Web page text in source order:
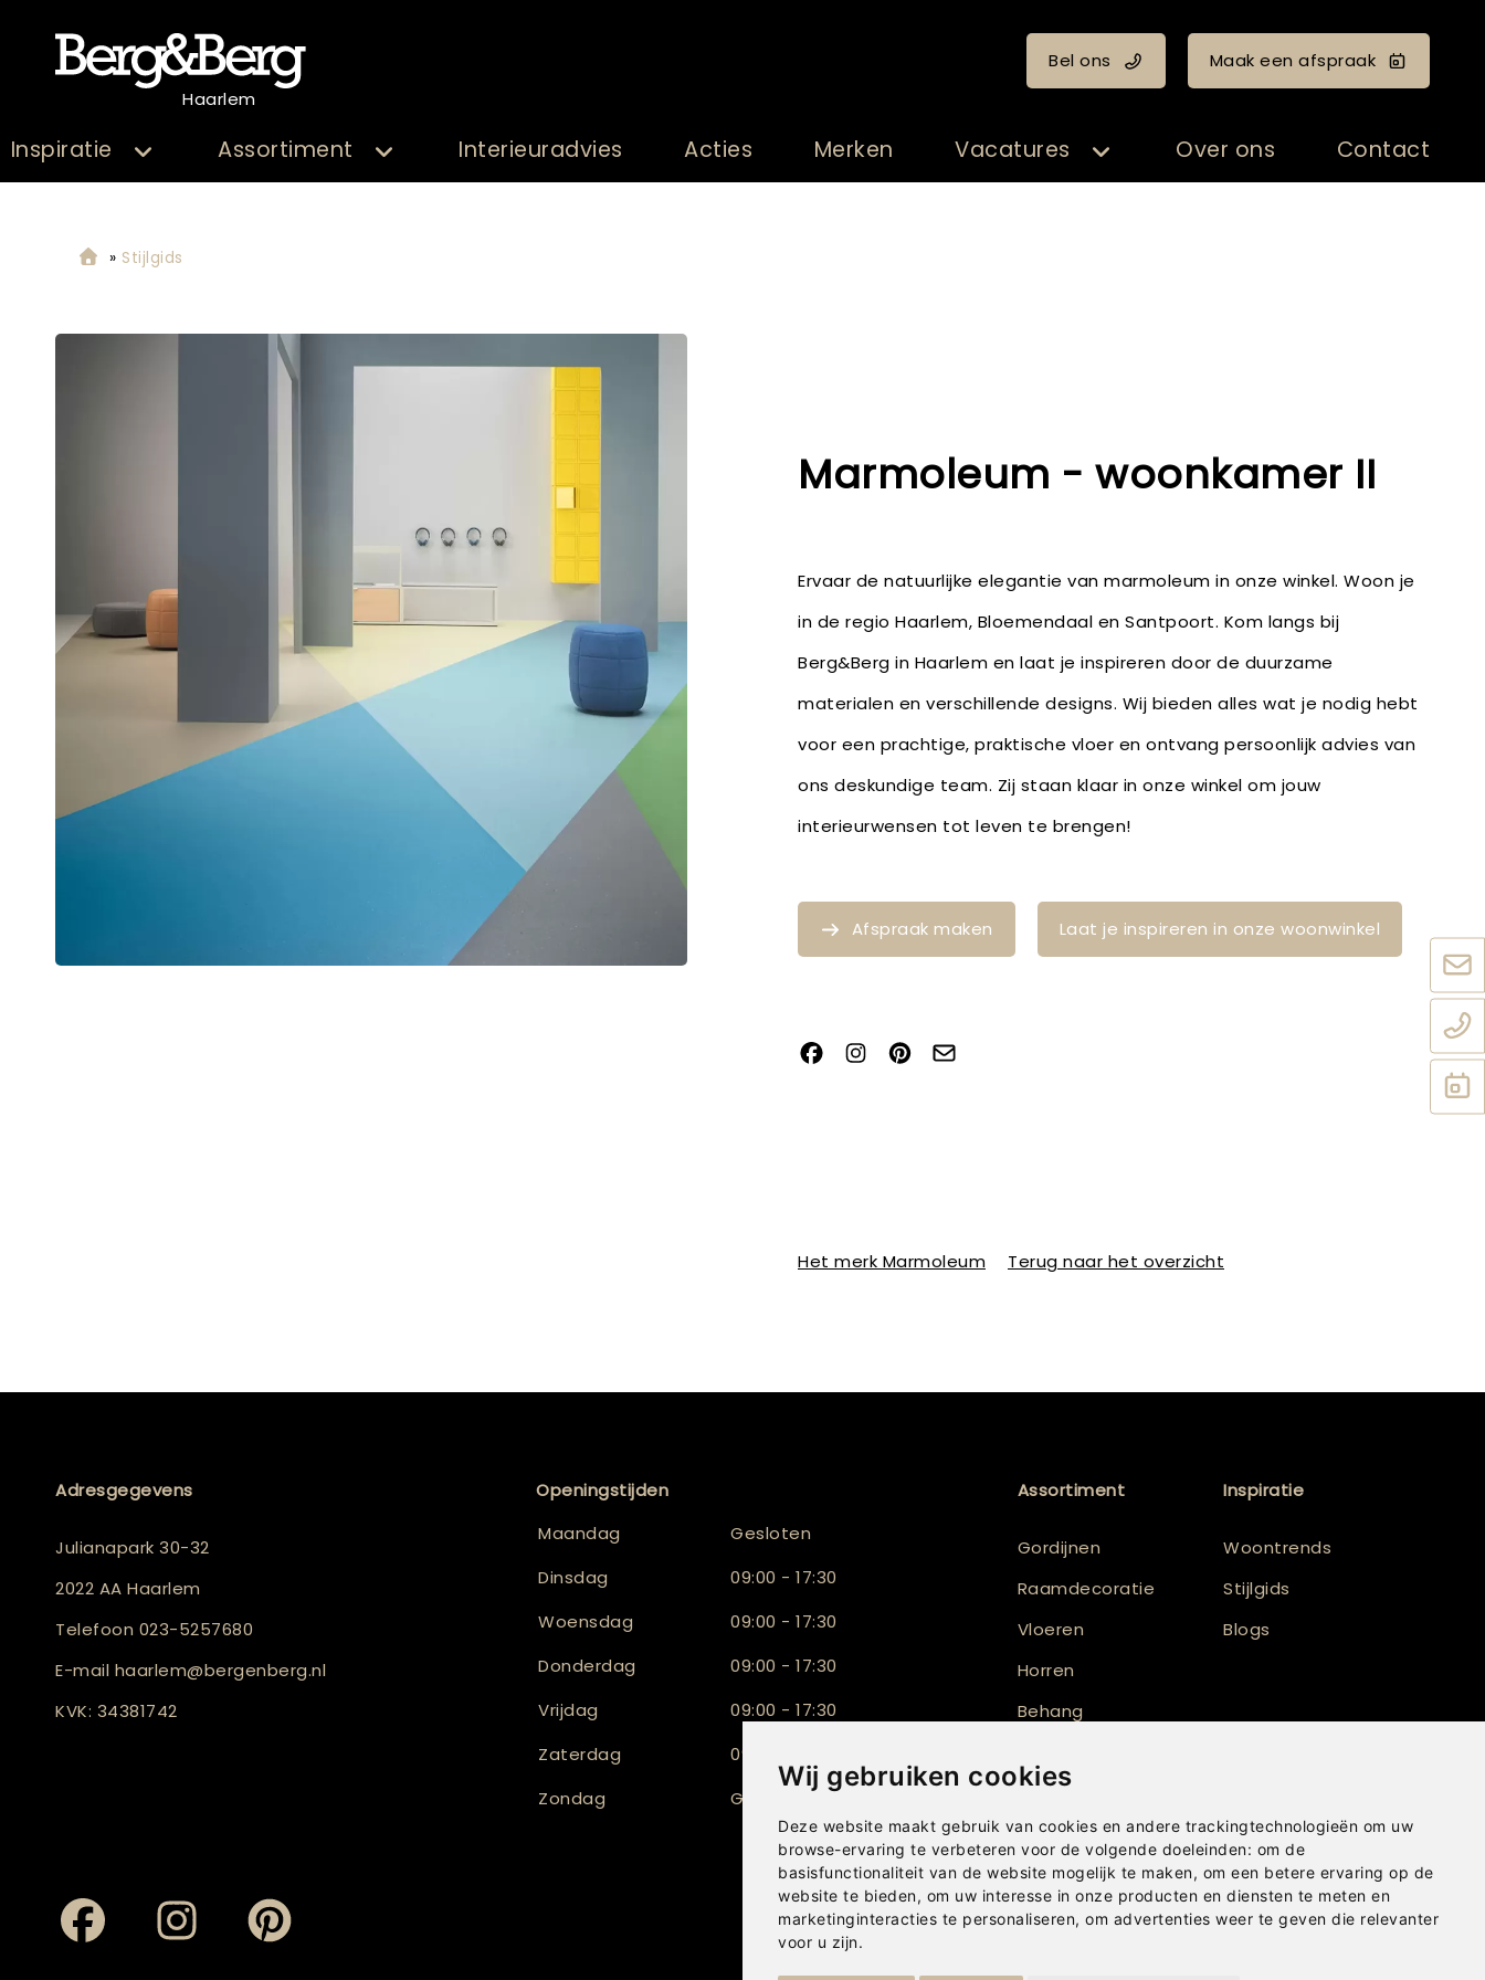
Wij gebruiken cookies
Deze website maakt gebruik van cookies en andere trackingtechnologieën om uw
browse-ervaring te verbeteren voor de volgende doeleinden: om de
basisfunctionaliteit van de website mogelijk te maken, om een betere ervaring op de
website te bieden, om uw interesse in onze producten en diensten te meten en
marketinginteracties te personaliseren, om advertenties weer te geven die relevanter
voor u zijn.
Haarlem
Bel ons Maak een afspraak
Inspiratie Assortiment Interieuradvies Acties Merken Vacatures Over ons Contact
» Stijlgids
Marmoleum - woonkamer II
Ervaar de natuurlijke elegantie van marmoleum in onze winkel. Woon je
in de regio Haarlem, Bloemendaal en Santpoort. Kom langs bij
Berg&Berg in Haarlem en laat je inspireren door de duurzame
materialen en verschillende designs. Wij bieden alles wat je nodig hebt
voor een prachtige, praktische vloer en ontvang persoonlijk advies van
ons deskundige team. Zij staan klaar in onze winkel om jouw
interieurwensen tot leven te brengen!
Afspraak maken Laat je inspireren in onze woonwinkel
Het merk Marmoleum Terug naar het overzicht
Adresgegevens
Julianapark 30-32
2022 AA Haarlem
Telefoon 023-5257680
E-mail haarlem@bergenberg.nl
KVK: 34381742
Openingstijden
Maandag
Gesloten
Dinsdag
09:00 - 17:30
Woensdag
09:00 - 17:30
Donderdag
09:00 - 17:30
Vrijdag
09:00 - 17:30
Zaterdag
09:30 - 17:00
Zondag
Gesloten
Assortiment
Gordijnen
Raamdecoratie
Vloeren
Horren
Behang
Shutters
Inspiratie
Woontrends
Stijlgids
Blogs